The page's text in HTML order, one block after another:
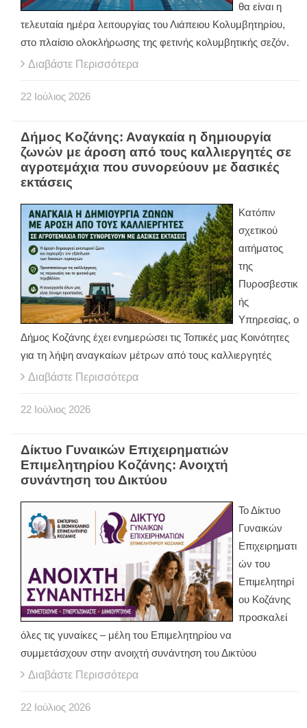
θα είναι η
τελευταία ημέρα λειτουργίας του Λιάπειου Κολυμβητηρίου,
στο πλαίσιο ολοκλήρωσης της φετινής κολυμβητικής σεζόν.
Διαβάστε Περισσότερα
22 Ιούλιος 2026
Δήμος Κοζάνης: Αναγκαία η δημιουργία
ζωνών με άροση από τους καλλιεργητές σε
αγροτεμάχια που συνορεύουν με δασικές
εκτάσεις
Κατόπιν
σχετικού
αιτήματος
της
Πυροσβεστικ
ής
Υπηρεσίας, ο
Δήμος Κοζάνης έχει ενημερώσει τις Τοπικές μας Κοινότητες
για τη λήψη αναγκαίων μέτρων από τους καλλιεργητές
Διαβάστε Περισσότερα
22 Ιούλιος 2026
Δίκτυο Γυναικών Επιχειρηματιών
Επιμελητηρίου Κοζάνης: Ανοιχτή
συνάντηση του Δικτύου
Το Δίκτυο
Γυναικών
Επιχειρηματι
ών του
Επιμελητηρί
ου Κοζάνης
προσκαλεί
όλες τις γυναίκες – μέλη του Επιμελητηρίου να
συμμετάσχουν στην ανοιχτή συνάντηση του Δικτύου
Διαβάστε Περισσότερα
22 Ιούλιος 2026